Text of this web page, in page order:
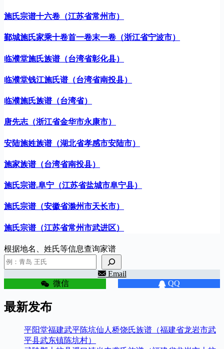
施氏宗谱十六卷（江苏省常州市）
鄞城施氏家乘十卷首一卷末一卷（浙江省宁波市）
临濮堂施氏族谱（台湾省彰化县）
临濮堂钱江施氏谱（台湾省南投县）
临濮施氏族谱（台湾省）
唐先志（浙江省金华市永康市）
安陆施姓族谱（湖北省孝感市安陆市）
施家族谱（台湾省南投县）
施氏宗谱.阜宁（江苏省盐城市阜宁县）
施氏宗谱（安徽省滁州市天长市）
施氏宗谱（江苏省常州市武进区）
根据地名、姓氏等信息查询家谱
Email
微信 QQ
最新发布
平阳堂福建武平陈坑仙人桥饶氏族谱（福建省龙岩市武
平县武东镇陈坑村）